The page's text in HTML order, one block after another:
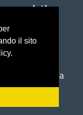
il sito
Rancan
di Economia